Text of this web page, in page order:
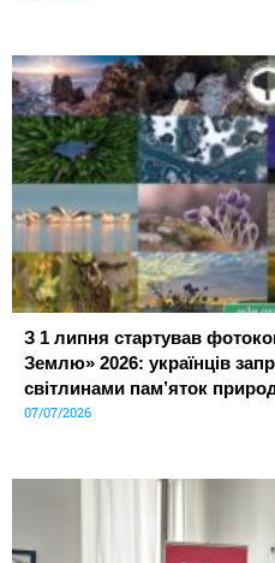
З 1 липня стартував
Землю» 2026: українців
світлинами пам’яток
07/07/2026